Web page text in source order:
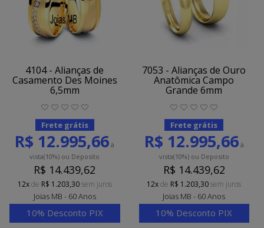
4104 - Alianças de
Casamento Des Moines
6,5mm
Frete grátis
R$ 12.995,66 à
vista(10%) ou Deposito
R$ 14.439,62
12xde R$ 1.203,30sem juros
Joias MB - 60 Anos
10% Desconto PIX
7053 - Alianças de Ouro
Anatômica Campo
Grande 6mm
Frete grátis
R$ 12.995,66à
vista(10%)ou Deposito
R$ 14.439,62
12xde R$ 1.203,30sem juros
Joias MB - 60 Anos
10% Desconto PIX